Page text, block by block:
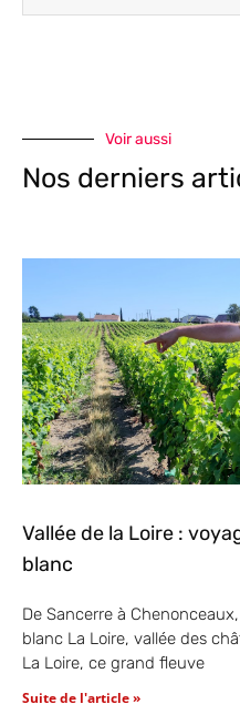
Voir aussi
Nos derniers
Vallée de la Loire :
blanc
De Sancerre à
blanc La Loire, vallée des
La Loire, ce grand fleuve
Suite de l'article »